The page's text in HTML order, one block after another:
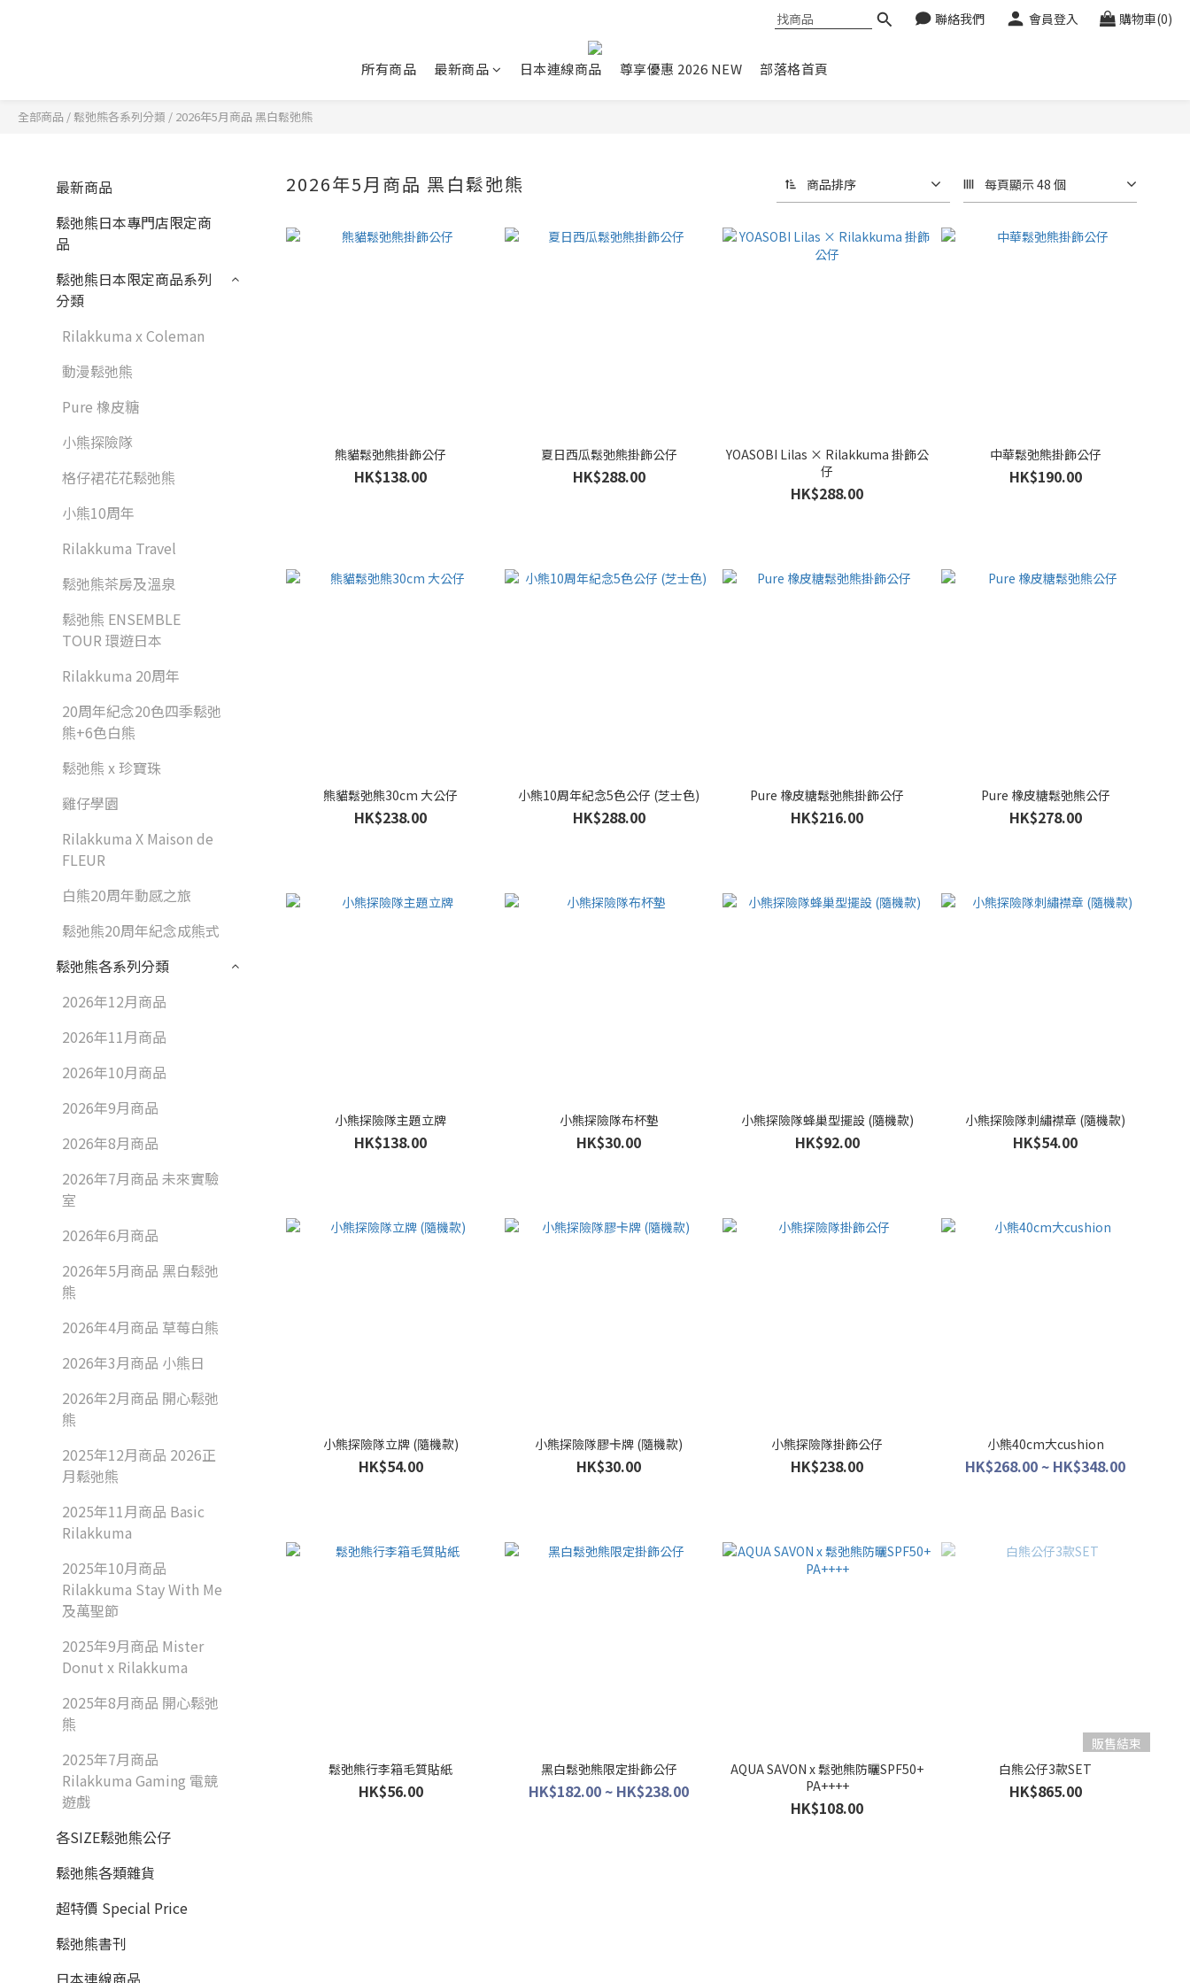
聯絡我們 會員登入 購物車(0)
所有商品 最新商品 日本連線商品 尊享優惠 2026 NEW 部落格首頁
全部商品 /鬆弛熊各系列分類 / 2026年5月商品 黑白鬆弛熊
最新商品
鬆弛熊日本專門店限定商
品
鬆弛熊日本限定商品系列
分類
Rilakkuma x Coleman
動漫鬆弛熊
Pure 橡皮糖
小熊探險隊
格仔裙花花鬆弛熊
小熊10周年
Rilakkuma Travel
鬆弛熊茶房及溫泉
鬆弛熊 ENSEMBLE
TOUR 環遊日本
Rilakkuma 20周年
20周年紀念20色四季鬆弛
熊+6色白熊
鬆弛熊 x 珍寶珠
雞仔學園
Rilakkuma X Maison de
FLEUR
白熊20周年動感之旅
鬆弛熊20周年紀念成熊式
鬆弛熊各系列分類
2026年12月商品
2026年11月商品
2026年10月商品
2026年9月商品
2026年8月商品
2026年7月商品 未來實驗
室
2026年6月商品
2026年5月商品 黑白鬆弛
熊
2026年4月商品 草莓白熊
2026年3月商品 小熊日
2026年2月商品 開心鬆弛
熊
2025年12月商品 2026正
月鬆弛熊
2025年11月商品 Basic
Rilakkuma
2025年10月商品
Rilakkuma Stay With Me
及萬聖節
2025年9月商品 Mister
Donut x Rilakkuma
2025年8月商品 開心鬆弛
熊
2025年7月商品
Rilakkuma Gaming 電競
遊戲
各SIZE鬆弛熊公仔
鬆弛熊各類雜貨
超特價 Special Price
鬆弛熊書刊
2026年5月商品 黑白鬆弛熊 商品排序 每頁顯示 48 個
熊貓鬆弛熊掛飾公仔
HK$138.00
夏日西瓜鬆弛熊掛飾公仔
HK$288.00
YOASOBI Lilas × Rilakkuma 掛飾公
仔
HK$288.00
中華鬆弛熊掛飾公仔
HK$190.00
熊貓鬆弛熊30cm 大公仔
HK$238.00
小熊10周年紀念5色公仔 (芝士色)
HK$288.00
Pure 橡皮糖鬆弛熊掛飾公仔
HK$216.00
Pure 橡皮糖鬆弛熊公仔
HK$278.00
小熊探險隊主題立牌
HK$138.00
小熊探險隊布杯墊
HK$30.00
小熊探險隊蜂巢型擺設 (隨機款)
HK$92.00
小熊探險隊刺繡襟章 (隨機款)
HK$54.00
小熊探險隊立牌 (隨機款)
HK$54.00
小熊探險隊膠卡牌 (隨機款)
HK$30.00
小熊探險隊掛飾公仔
HK$238.00
小熊40cm大cushion
HK$268.00 ~ HK$348.00
鬆弛熊行李箱毛質貼紙
HK$56.00
黑白鬆弛熊限定掛飾公仔
HK$182.00 ~ HK$238.00
AQUA SAVON x 鬆弛熊防曬SPF50+
PA++++
HK$108.00
販售結束
白熊公仔3款SET
HK$865.00